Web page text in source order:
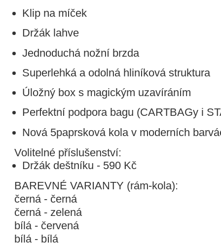
Klip na míček
Držák lahve
Jednoduchá nožní brzda
Superlehká a odolná hliníková struktura
Úložný box s magickým uzavíráním
Perfektní podpora bagu (CARTBAGy i
Nová 5paprsková kola v moderních
Volitelné příslušenství:
Držák deštníku - 590 Kč
BAREVNÉ VARIANTY (rám-kola):
černá - černá
černá - zelená
bílá - červená
bílá - bílá